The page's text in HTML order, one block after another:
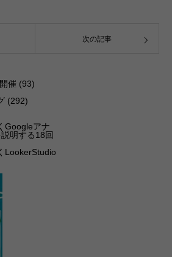
次の記事
催 (93)
(292)
Googleアナ
明する18回
LookerStudio